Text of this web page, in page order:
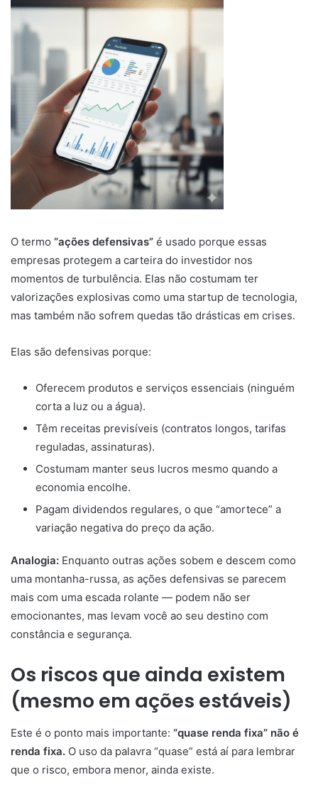
O termo “ações defensivas” é usado porque essas
empresas protegem a carteira do investidor nos
momentos de turbulência. Elas não costumam ter
valorizações explosivas como uma startup de tecnologia,
mas também não sofrem quedas tão drásticas em crises.
Elas são defensivas porque:
Oferecem produtos e serviços essenciais (ninguém
corta a luz ou a água).
Têm receitas previsíveis (contratos longos, tarifas
reguladas, assinaturas).
Costumam manter seus lucros mesmo quando a
economia encolhe.
Pagam dividendos regulares, o que “amortece” a
variação negativa do preço da ação.
Analogia: Enquanto outras ações sobem e descem como
uma montanha-russa, as ações defensivas se parecem
mais com uma escada rolante — podem não ser
emocionantes, mas levam você ao seu destino com
constância e segurança.
Os riscos que ainda existem
(mesmo em ações estáveis)
Este é o ponto mais importante: “quase renda fixa” não é
renda fixa. O uso da palavra “quase” está aí para lembrar
que o risco, embora menor, ainda existe.